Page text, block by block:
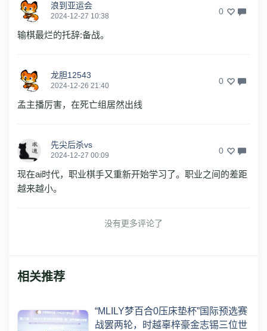
浪到亚运会
2024-12-27 10:38 0
输棋最烂的托辞:备战。
龙胆12543
2024-12-26 21:40 0
孟主播厉害，在死亡组居然出线
先尖后杀vs
2024-12-27 00:09 0
现在ai时代，职业棋手又重新开始学习了。职业之间的差距
越来越小。
没有更多评论了
相关推荐
“MLILY梦百合0压床垫杯”国际预选赛
战罢两轮，时越辜梓豪金志锡三位世